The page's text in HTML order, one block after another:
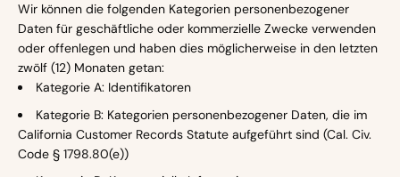
Wir können die folgenden Kategorien personenbezogener
Daten für geschäftliche oder kommerzielle Zwecke verwenden
oder offenlegen und haben dies möglicherweise in den letzten
zwölf (12) Monaten getan:
Kategorie A: Identifikatoren
Kategorie B: Kategorien personenbezogener Daten, die im
California Customer Records Statute aufgeführt sind (Cal. Civ.
Code § 1798.80(e))